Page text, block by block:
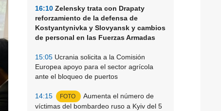
16:10 Zelensky trata con Drapaty
reforzamiento de la defensa de
Kostyantynivka y Slovyansk y cambios
de personal en las Fuerzas Armadas
15:05 Ucrania solicita a la Comisión
Europea apoyo para el sector agrícola
ante el bloqueo de puertos
14:15 FOTO
Aumenta el número de
víctimas del bombardeo ruso a Kyiv del 5